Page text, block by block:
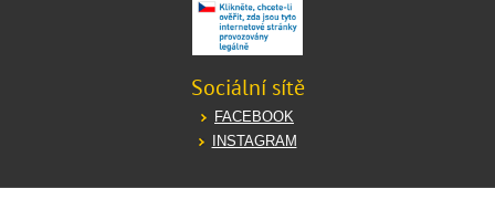
Sociální sítě
FACEBOOK
INSTAGRAM